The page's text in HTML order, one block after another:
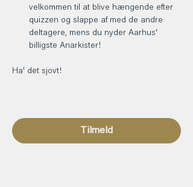
velkommen til at blive hængende efter
quizzen og slappe af med de andre
deltagere, mens du nyder Aarhus'
billigste Anarkister!
Ha' det sjovt!
Tilmeld